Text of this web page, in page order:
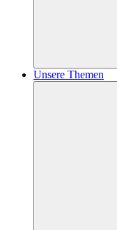
Unsere Themen